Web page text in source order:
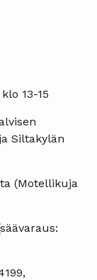
klo 13-15
Siltakylän
(Motellikuja